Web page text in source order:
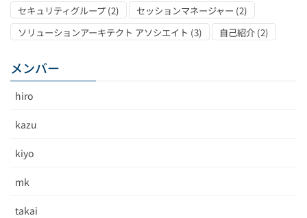
セキュリティグループ (2) セッションマネージャー (2)
ソリューションアーキテクト アソシエイト (3) 自己紹介 (2)
メンバー
hiro
kazu
kiyo
mk
takai